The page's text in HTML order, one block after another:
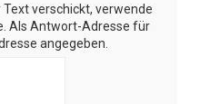
verschickt, verwende
Als Antwort-Adresse für
angegeben.